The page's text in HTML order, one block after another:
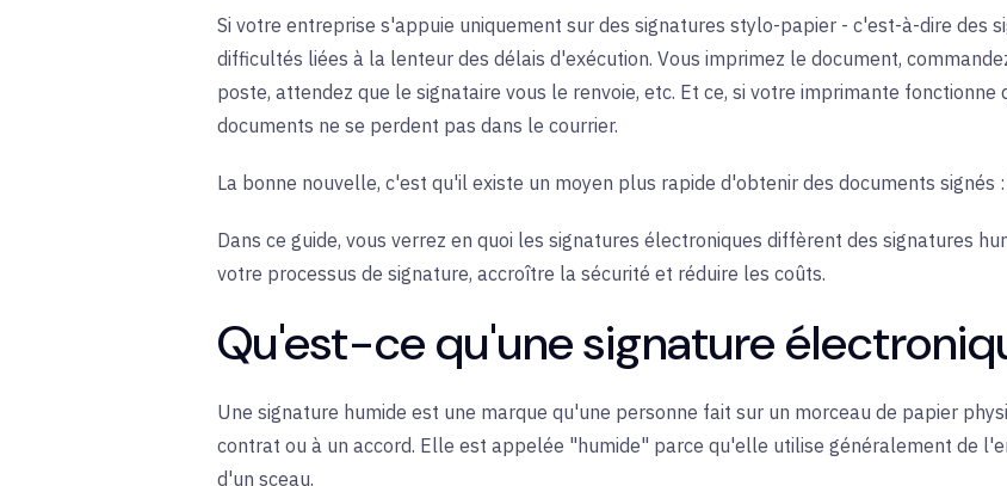
Si votre entreprise s'appuie uniquement sur des signatures stylo-papier - c'est-à-dire des
difficultés liées à la lenteur des délais d'exécution. Vous imprimez le document,
poste, attendez que le signataire vous le renvoie, etc. Et ce, si votre imprimante fonctionne
documents ne se perdent pas dans le courrier.
La bonne nouvelle, c'est qu'il existe un moyen plus rapide d'obtenir des documents signés
Dans ce guide, vous verrez en quoi les signatures électroniques diffèrent des signatures
votre processus de signature, accroître la sécurité et réduire les coûts.
Qu'est-ce qu'une signature
Une signature humide est une marque qu'une personne fait sur un morceau de papier
contrat ou à un accord. Elle est appelée "humide" parce qu'elle utilise généralement de
d'un sceau.